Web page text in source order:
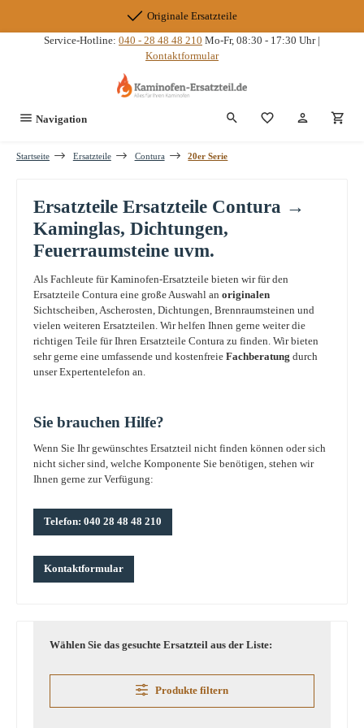
Originale Ersatzteile
Service-Hotline: 040 - 28 48 48 210 Mo-Fr, 08:30 - 17:30 Uhr |
Kontaktformular
Navigation Du hast 0
Startseite Ersatzteile Contura 20er Serie
Ersatzteile Ersatzteile Contura →
Kaminglas, Dichtungen,
Feuerraumsteine uvm.
Als Fachleute für Kaminofen-Ersatzteile bieten wir für den
Ersatzteile Contura eine große Auswahl an originalen
Sichtscheiben, Ascherosten, Dichtungen, Brennraumsteinen und
vielen weiteren Ersatzteilen. Wir helfen Ihnen gerne weiter die
richtigen Teile für Ihren Ersatzteile Contura zu finden. Wir bieten
sehr gerne eine umfassende und kostenfreie Fachberatung durch
unser Expertentelefon an.
Sie brauchen Hilfe?
Wenn Sie Ihr gewünschtes Ersatzteil nicht finden können oder sich
nicht sicher sind, welche Komponente Sie benötigen, stehen wir
Ihnen gerne zur Verfügung:
Telefon: 040 28 48 48 210
Kontaktformular
Wählen Sie das gesuchte Ersatzteil aus der Liste:
Produkte filtern